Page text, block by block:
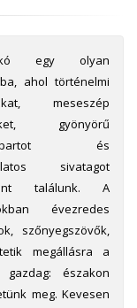
egy olyan
ahol történelmi
meseszép
gyönyörű
és
sivatagot
találunk. A
évezredes
szőnyegszövők,
megállásra a
északon
meg. Kevesen